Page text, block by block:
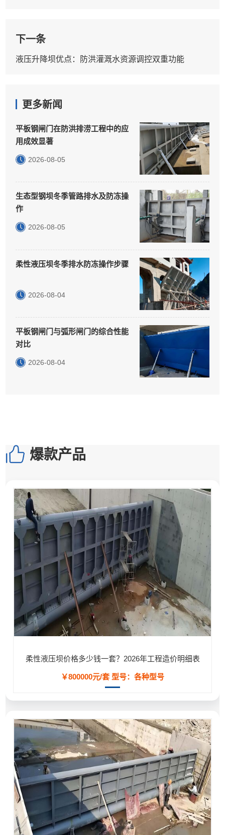
下一条
液压升降坝优点：防洪灌溉水资源调控双重功能
更多新闻
平板钢闸门在防洪排涝工程中的应
用成效显著
2026-08-05
生态型钢坝冬季管路排水及防冻操
作
2026-08-05
柔性液压坝冬季排水防冻操作步骤
2026-08-04
平板钢闸门与弧形闸门的综合性能
对比
2026-08-04
爆款产品
柔性液压坝价格多少钱一套？2026年工程造价明细表
￥800000元/套型号：各种型号